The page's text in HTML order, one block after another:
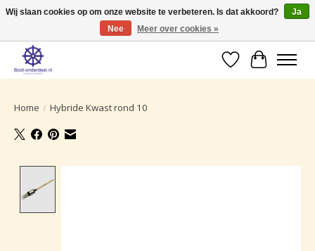
Ruime selectie producten voor uw boot onderhoud.
Verlanglijst
Home / Hybride Kwast rond 10
Wij slaan cookies op om onze website te verbeteren. Is dat akkoord?
Ja
Nee
Meer over cookies »